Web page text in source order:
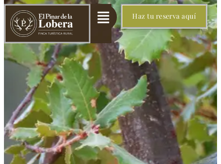
Haz tu reserva aquí